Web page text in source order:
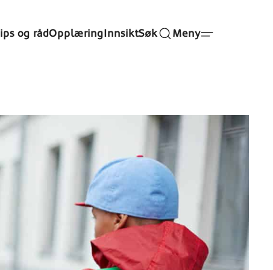
og rådOpplæringInnsiktSøk Meny
fysisk, mentalt og
forstå konsekvenser er under
og uforutsigbart.